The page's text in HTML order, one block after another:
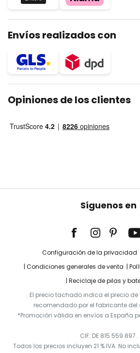
Envíos realizados con
Opiniones de los clientes
Síguenos en
Configuración de la privacidad
Condiciones generales de venta
Reciclaje de pilas y
El precio tachado indica el precio
recomendado por el fabricante del
*Promoción válida en envíos a España
CIF: DE 815 559 897.
Todos los precios incluyen 21 % IVA. No